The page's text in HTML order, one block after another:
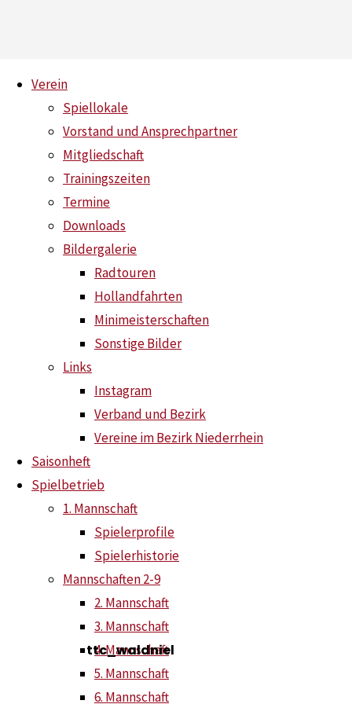
content
Verein
Spiellokale
Vorstand und Ansprechpartner
Mitgliedschaft
Trainingszeiten
Termine
Downloads
Bildergalerie
Radtouren
Hollandfahrten
Minimeisterschaften
Sonstige Bilder
Links
Instagram
Verband und Bezirk
Vereine im Bezirk Niederrhein
Saisonheft
Spielbetrieb
1. Mannschaft
Spielerprofile
Spielerhistorie
Mannschaften 2-9
2. Mannschaft
3. Mannschaft
4. Mannschaft
5. Mannschaft
6. Mannschaft
Schlagwort:TTC
Saisonheft
2026
ist
online
Instagram
Neue Beiträge
Saisonheft 2026 ist online
Saisoneröffnungsradtour 2026
Zweit- und Drittligisten setzen ein Zeichen
Juni 2026
Neuzugänge und Rückkehrer
ttc_waldniel